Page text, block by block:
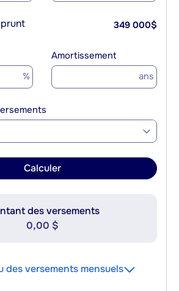
349 000$
%
Amortissement
ans
Calculer
des versements
0,00 $
des versements mensuels